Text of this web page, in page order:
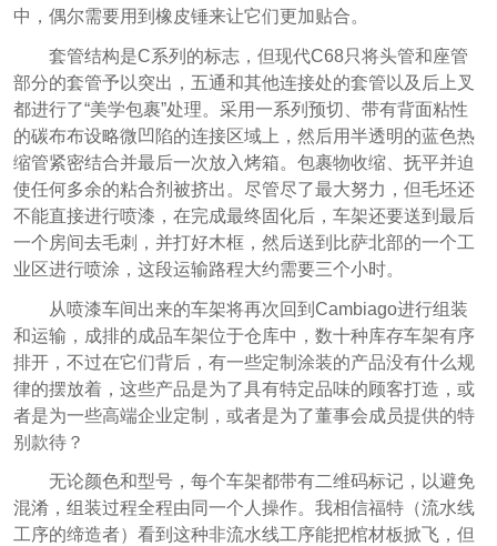
中，偶尔需要用到橡皮锤来让它们更加贴合。
套管结构是C系列的标志，但现代C68只将头管和座管
部分的套管予以突出，五通和其他连接处的套管以及后上叉
都进行了“美学包裹”处理。采用一系列预切、带有背面粘性
的碳布布设略微凹陷的连接区域上，然后用半透明的蓝色热
缩管紧密结合并最后一次放入烤箱。包裹物收缩、抚平并迫
使任何多余的粘合剂被挤出。尽管尽了最大努力，但毛坯还
不能直接进行喷漆，在完成最终固化后，车架还要送到最后
一个房间去毛刺，并打好木框，然后送到比萨北部的一个工
业区进行喷涂，这段运输路程大约需要三个小时。
从喷漆车间出来的车架将再次回到Cambiago进行组装
和运输，成排的成品车架位于仓库中，数十种库存车架有序
排开，不过在它们背后，有一些定制涂装的产品没有什么规
律的摆放着，这些产品是为了具有特定品味的顾客打造，或
者是为一些高端企业定制，或者是为了董事会成员提供的特
别款待？
无论颜色和型号，每个车架都带有二维码标记，以避免
混淆，组装过程全程由同一个人操作。我相信福特（流水线
工序的缔造者）看到这种非流水线工序能把棺材板掀飞，但